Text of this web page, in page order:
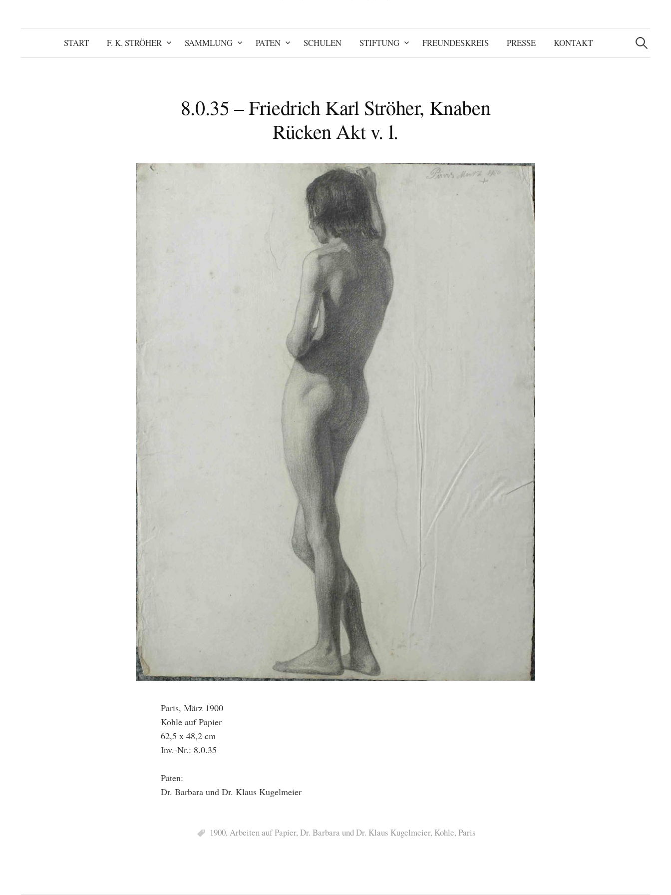
START F. K. STRÖHER SAMMLUNG PATEN SCHULEN STIFTUNG FREUNDESKREIS PRESSE KONTAKT
Suchen
nach:
8.0.35 – Friedrich Karl Ströher, Knaben
Rücken Akt v. l.
Paris, März 1900
Kohle auf Papier
62,5 x 48,2 cm
Inv.-Nr.: 8.0.35
Paten:
Dr. Barbara und Dr. Klaus Kugelmeier
1900, Arbeiten auf Papier, Dr. Barbara und Dr. Klaus Kugelmeier, Kohle, Paris